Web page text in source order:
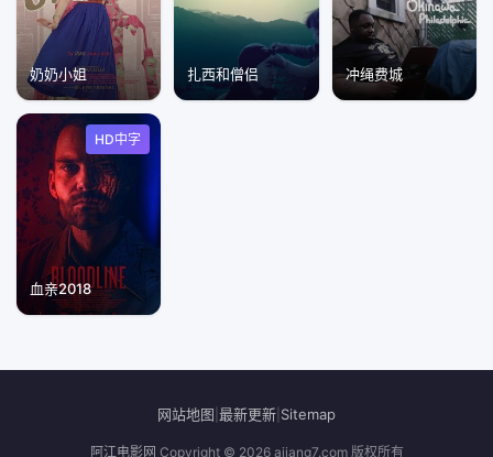
奶奶小姐 扎西和僧侣 冲绳费城
HD中字
血亲2018
网站地图 最新更新 Sitemap
阿江电影网 Copyright © 2026 ajiang7.com 版权所有